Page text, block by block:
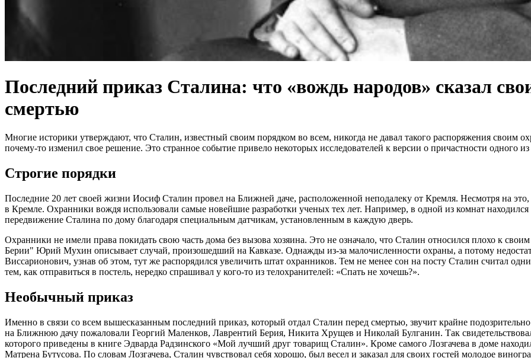
Последний приказ Сталина: что «вождь народов» сказал
смертью
Многие историки утверждают, что Сталин, известный своим порядком во всем, никогда не давал такого распоряжения своим
почему-то изменил свое решение. Это странное событие привело некоторых исследователей к версии о причастности одного
Строгие порядки
Последние 20 лет своей жизни Иосиф Сталин провел на Ближней даче, расположенной неподалеку от Кремля. Несмотря на
в Кремле. Охранники вождя использовали самые новейшие разработки ученых тех лет. Например, в одной из комнат
передвижение Сталина по дому благодаря специальным датчикам, установленным в каждую дверь.
Охранники не имели права покидать свою часть дома без вызова хозяина. Это не означало, что Сталин относился плохо к
Берии" Юрий Мухин описывает случай, произошедший на Кавказе. Однажды из-за малочисленности охраны, а потому
Виссарионович, узнав об этом, тут же распорядился увеличить штат охранников. Тем не менее сон на посту Сталин считал
тем, как отправиться в постель, нередко спрашивал у кого-то из телохранителей: «Спать не хочешь?».
Необычный приказ
Именно в связи со всем вышесказанным последний приказ, который отдал Сталин перед смертью, звучит крайне
на Ближнюю дачу пожаловали Георгий Маленков, Лаврентий Берия, Никита Хрущев и Николай Булганин. Так
которого приведены в книге Эдварда Радзинского «Мой лучший друг товарищ Сталин». Кроме самого Лозгачева в доме
Матрена Бутусова. По словам Лозгачева, Сталин чувствовал себя хорошо, был весел и заказал для своих гостей молодое